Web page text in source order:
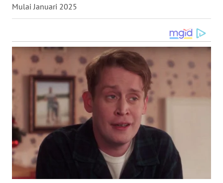
Mulai Januari 2025
WN
WN
WN
KALBAR
WN
KALTENG
WN
KALTARA